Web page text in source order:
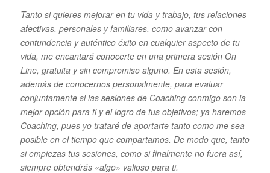
Tanto si quieres mejorar en tu vida y trabajo, tus relaciones
afectivas, personales y familiares, como avanzar con
contundencia y auténtico éxito en cualquier aspecto de tu
vida, me encantará conocerte en una primera sesión On
Line, gratuita y sin compromiso alguno. En esta sesión,
además de conocernos personalmente, para evaluar
conjuntamente si las sesiones de Coaching conmigo son la
mejor opción para ti y el logro de tus objetivos; ya haremos
Coaching, pues yo trataré de aportarte tanto como me sea
posible en el tiempo que compartamos. De modo que, tanto
si empiezas tus sesiones, como si finalmente no fuera así,
siempre obtendrás «algo» valioso para ti.